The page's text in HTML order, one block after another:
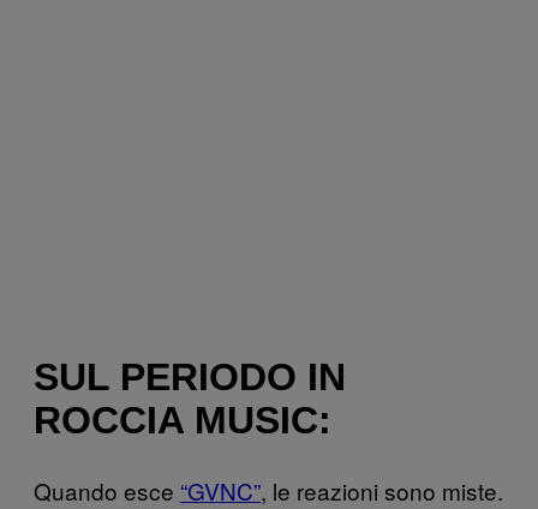
SUL PERIODO IN
ROCCIA MUSIC:
Quando esce “GVNC”, le reazioni sono miste.